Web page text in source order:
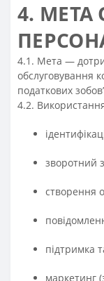
4. МЕТА
4.1. Мета —
обслуговування
податкових
4.2.
зворотний
створення
підтримка
маркетинг